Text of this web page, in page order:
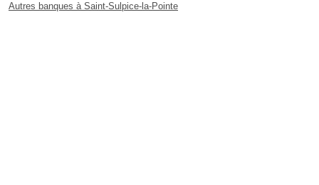
Autres banques à Saint-Sulpice-la-Pointe